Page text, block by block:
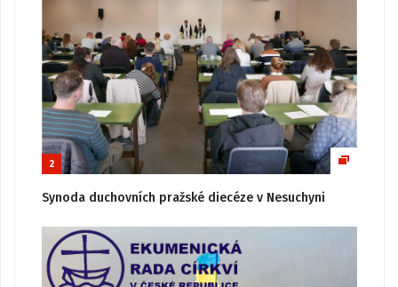
2
Synoda duchovních pražské diecéze v Nesuchyni